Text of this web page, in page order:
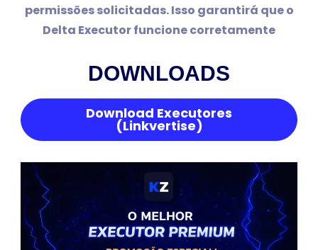
permissões solicitadas. Isso garantirá que o
Delta Executor funcione corretamente
DOWNLOADS
Download Executores
(Linkvertise)